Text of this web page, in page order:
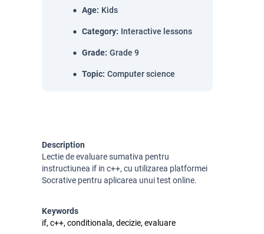
Age: Kids
Category: Interactive lessons
Grade: Grade 9
Topic: Computer science
Description
Lectie de evaluare sumativa pentru
instructiunea if in c++, cu utilizarea platformei
Socrative pentru aplicarea unui test online.
Keywords
if, c++, conditionala, decizie, evaluare